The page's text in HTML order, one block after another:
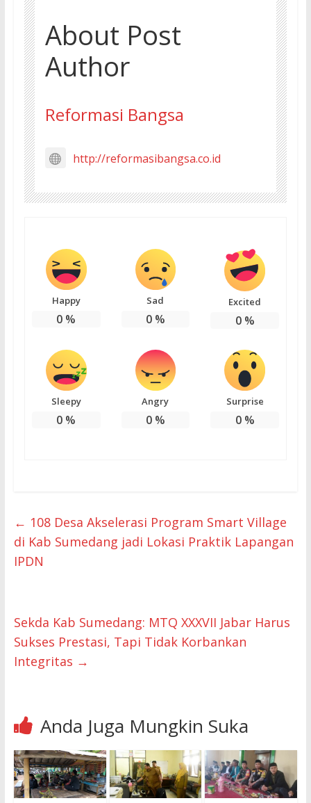
About Post
Author
Reformasi Bangsa
http://reformasibangsa.co.id
Happy
0 %
Sad
0%
Excited
0%
Sleepy
0 %
Angry
0%
Surprise
0%
← 108 Desa Akselerasi Program Smart Village
di Kab Sumedang jadi Lokasi Praktik Lapangan
IPDN
Sekda Kab Sumedang: MTQ XXXVII Jabar Harus
Sukses Prestasi, Tapi Tidak Korbankan
Integritas →
Anda Juga Mungkin Suka